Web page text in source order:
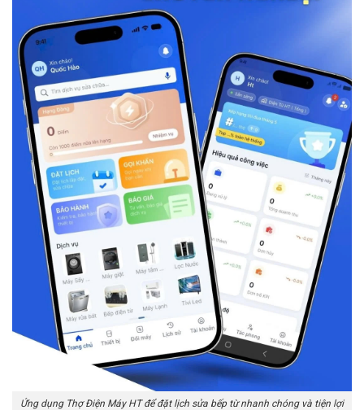
Ứng dụng Thợ Điện Máy HT để đặt lịch sửa bếp từ nhanh chóng và tiện lợi